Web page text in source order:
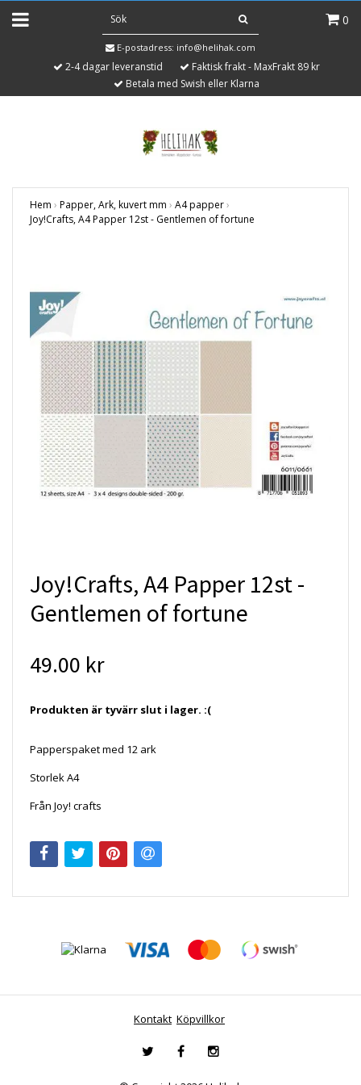
0
E-postadress: info@helihak.com
2-4 dagar leveranstid
Faktisk frakt - MaxFrakt 89 kr
Betala med Swish eller Klarna
Hem › Papper, Ark, kuvert mm › A4 papper›
Joy!Crafts, A4 Papper 12st - Gentlemen of fortune
Joy!Crafts, A4 Papper 12st -
Gentlemen of fortune
49.00 kr
Produkten är tyvärr slut i lager. :(
Papperspaket med 12 ark
Storlek A4
Från Joy! crafts
Kontakt Köpvillkor